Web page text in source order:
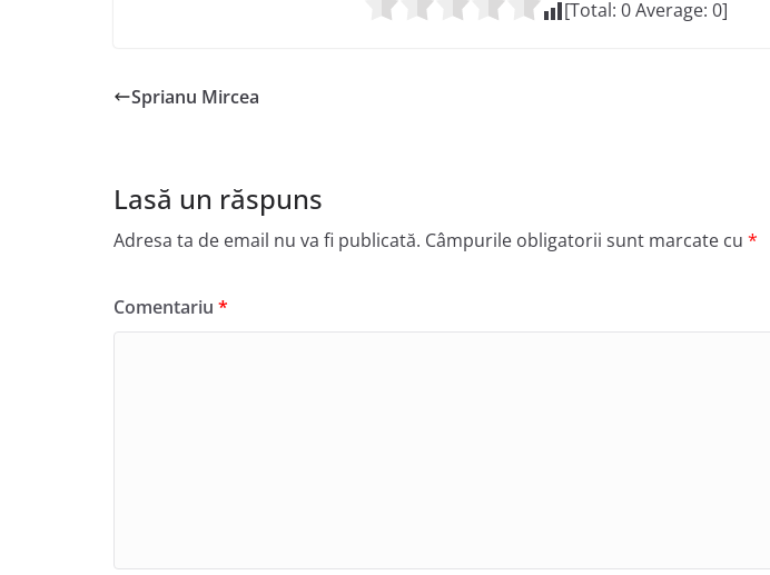
[Total: 0Average: 0]
Sprianu Mircea
Lasă un răspuns
Adresa ta de email nu va fi publicată. Câmpurile obligatorii sunt marcate cu *
Comentariu *